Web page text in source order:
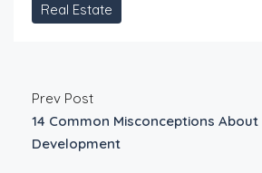
Real Estate
Prev Post
14 Common Misconceptions About
Development